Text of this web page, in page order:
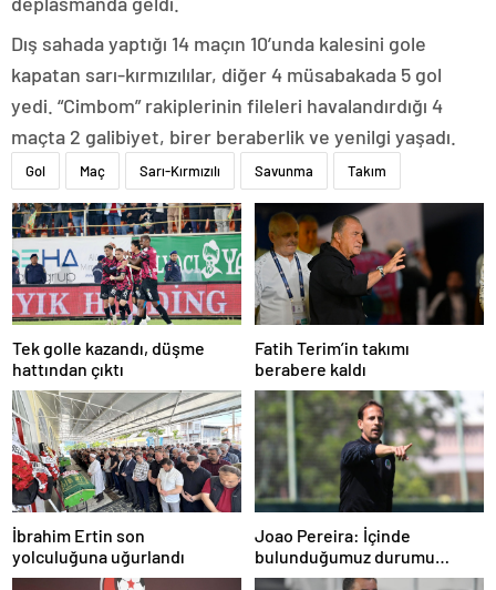
Dış sahada yaptığı 14 maçın 10’unda kalesini gole
kapatan sarı-kırmızılılar, diğer 4 müsabakada 5 gol
yedi. “Cimbom” rakiplerinin fileleri havalandırdığı 4
maçta 2 galibiyet, birer beraberlik ve yenilgi yaşadı.
Gol Maç Sarı-Kırmızılı Savunma Takım
Tek golle kazandı, düşme
hattından çıktı
Fatih Terim’in takımı
berabere kaldı
İbrahim Ertin son
yolculuğuna uğurlandı
Joao Pereira: İçinde
bulunduğumuz durumu
herkesin anlaması gerek